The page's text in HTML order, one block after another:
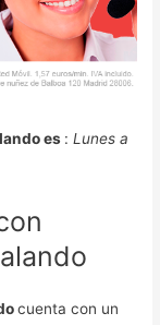
es :Lunes a
cuenta con un